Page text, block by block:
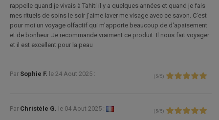
rappelle quand je vivais à Tahiti il y a quelques années et quand je fais
mes rituels de soins le soir j'aime laver me visage avec ce savon. C'est
pour moi un voyage olfactif qui m'apporte beaucoup de d'apaisement
et de bonheur. Je recommande vraiment ce produit. Il nous fait voyager
et il est excellent pour la peau
Par Sophie F. le 24 Aout 2025 : ( 5/ 5)
Par Christèle G. le 04 Aout 2025 : ( 5/ 5)